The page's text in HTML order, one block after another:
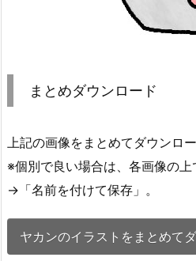
まとめダウンロード
上記の画像をまとめてダウンロ
※個別で良い場合は、各画像の上
→「名前を付けて保存」。
ヤカンのイラストをまとめて